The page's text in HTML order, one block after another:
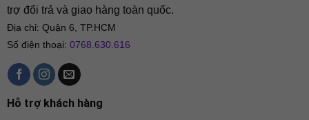
trợ đổi trả và giao hàng toàn quốc.
Địa chỉ: Quận 6, TP.HCM
Số điện thoại: 0768.630.616
Hỗ trợ khách hàng